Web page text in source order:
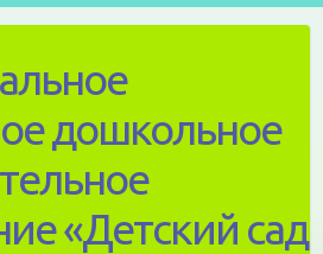
дошкольное
«Детский сад